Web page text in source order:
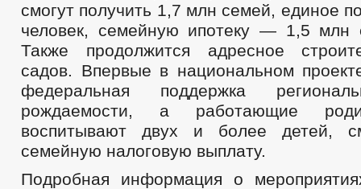
смогут получить 1,7 млн семей, единое
человек, семейную ипотеку — 1,5 млн
Также продолжится адресное
садов. Впервые в национальном
федеральная поддержка
рождаемости, а работающие
воспитывают двух и более детей,
семейную налоговую выплату.
Подробная информация о